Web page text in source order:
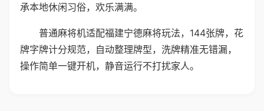
承本地休闲习俗，欢乐满满。
普通麻将机适配福建宁德麻将玩法，144张牌，花
牌字牌计分规范，自动整理牌型，洗牌精准无错漏，
操作简单一键开机，静音运行不打扰家人。